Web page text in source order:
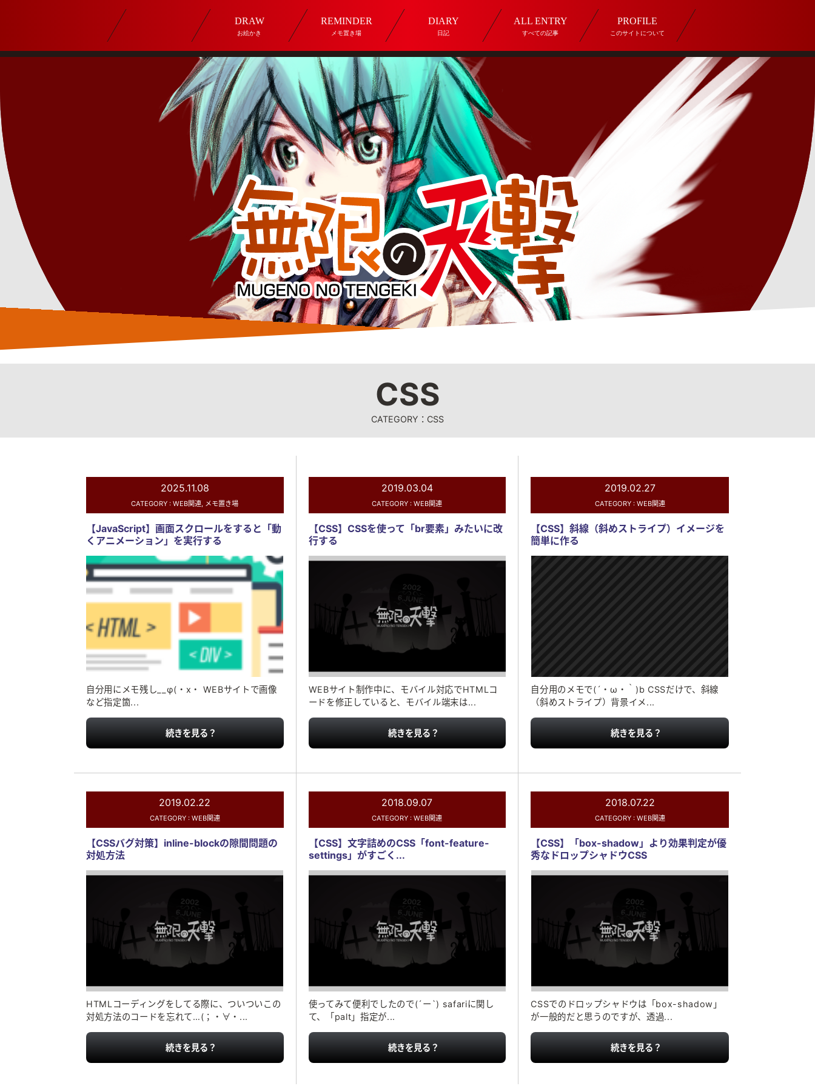
DRAW
お絵かき
REMINDER
メモ置き場
DIARY
日記
ALL ENTRY
すべての記事
PROFILE
このサイトについて
CSS
CATEGORY：CSS
2025.11.08
CATEGORY :WEB関連, メモ置き場
【JavaScript】画面スクロールをすると「動
くアニメーション」を実行する
自分用にメモ残し__φ(・x・ WEBサイトで画像
など指定箇...
続きを見る？
2019.03.04
CATEGORY :WEB関連
【CSS】CSSを使って「br要素」みたいに改
行する
WEBサイト制作中に、モバイル対応でHTMLコ
ードを修正していると、モバイル端末は...
続きを見る？
2019.02.27
CATEGORY : WEB関連
【CSS】斜線（斜めストライプ）イメージを
簡単に作る
自分用のメモで(´・ω・｀)b CSSだけで、斜線
（斜めストライプ）背景イメ...
続きを見る？
2019.02.22
CATEGORY : WEB関連
【CSSバグ対策】inline-blockの隙間問題の
対処方法
HTMLコーディングをしてる際に、ついついこの
対処方法のコードを忘れて…(；・∀・...
続きを見る？
2018.09.07
CATEGORY :WEB関連
【CSS】文字詰めのCSS「font-feature-
settings」がすごく...
使ってみて便利でしたので(´ー`) safariに関し
て、「palt」指定が...
続きを見る？
2018.07.22
CATEGORY : WEB関連
【CSS】「box-shadow」より効果判定が優
秀なドロップシャドウCSS
CSSでのドロップシャドウは「box-shadow」
が一般的だと思うのですが、透過...
続きを見る？